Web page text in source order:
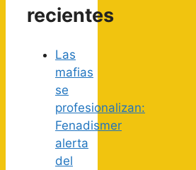
recientes
Las
mafias
se
profesionalizan:
Fenadismer
alerta
del